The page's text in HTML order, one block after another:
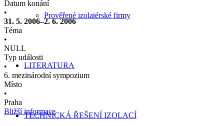
Prověřené izolatérské firmy
LITERATURA
TECHNICKÁ ŘEŠENÍ IZOLACÍ
Datum konání
•
31. 5. 2006–2. 6. 2006
Téma
•
NULL
Typ události
•
6. mezinárodní sympozium
Místo
•
Praha
Bližší informace